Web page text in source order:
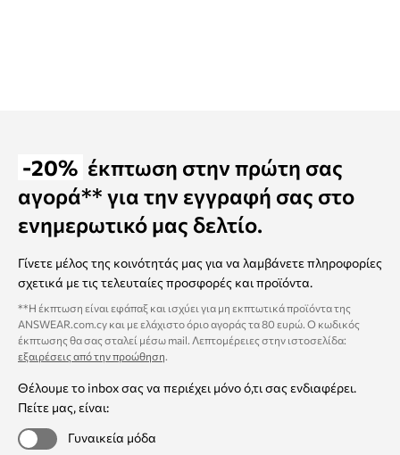
-20% έκπτωση στην πρώτη σας
αγορά** για την εγγραφή σας στο
ενημερωτικό μας δελτίο.
Γίνετε μέλος της κοινότητάς μας για να λαμβάνετε πληροφορίες
σχετικά με τις τελευταίες προσφορές και προϊόντα.
**Η έκπτωση είναι εφάπαξ και ισχύει για μη εκπτωτικά προϊόντα της
ANSWEAR.com.cy και με ελάχιστο όριο αγοράς τα 80 ευρώ. Ο κωδικός
έκπτωσης θα σας σταλεί μέσω mail. Λεπτομέρειες στην ιστοσελίδα:
εξαιρέσεις από την προώθηση.
Θέλουμε το inbox σας να περιέχει μόνο ό,τι σας ενδιαφέρει.
Πείτε μας, είναι:
Γυναικεία μόδα